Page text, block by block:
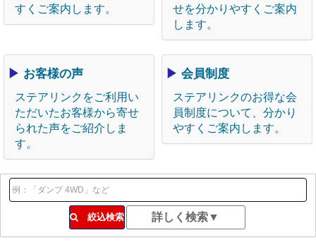
すくご案内します。
せを分かりやすくご案内
します。
▶ お客様の声
ステアリンクをご利用い
ただいたお客様から寄せ
られた声をご紹介しま
す。
▶ 会員制度
ステアリンクのお得な会
員制度について、分かり
やすくご案内します。
絞込検索